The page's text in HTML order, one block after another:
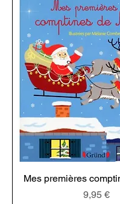
Mes premières
Prix
9,95 €